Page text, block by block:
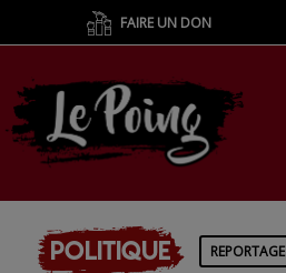
FAIRE UN DON
Politique REPORTAGE